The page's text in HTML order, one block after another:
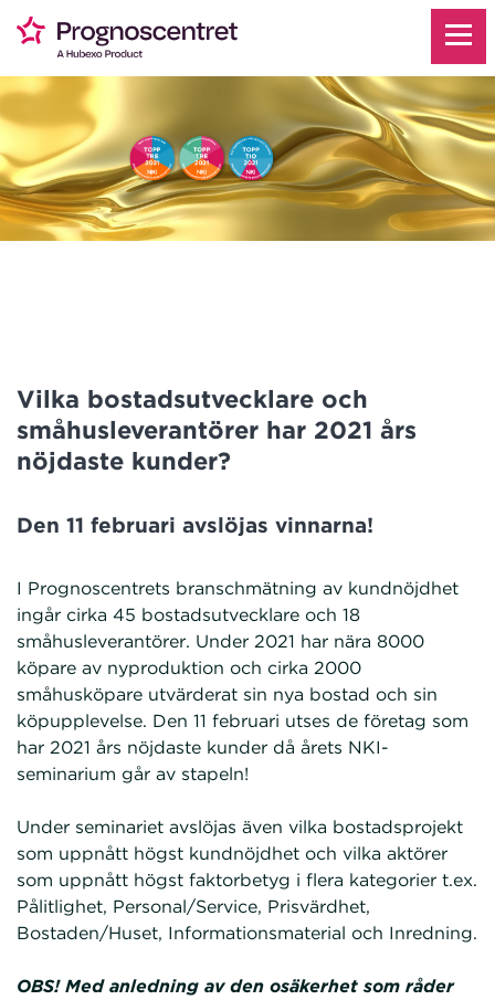
Vilka bostadsutvecklare och
småhusleverantörer har 2021 års
nöjdaste kunder?
Den 11 februari avslöjas vinnarna!
I Prognoscentrets branschmätning av kundnöjdhet
ingår cirka 45 bostadsutvecklare och 18
småhusleverantörer. Under 2021 har nära 8000
köpare av nyproduktion och cirka 2000
småhusköpare utvärderat sin nya bostad och sin
köpupplevelse. Den 11 februari utses de företag som
har 2021 års nöjdaste kunder då årets NKI-
seminarium går av stapeln!
Under seminariet avslöjas även vilka bostadsprojekt
som uppnått högst kundnöjdhet och vilka aktörer
som uppnått högst faktorbetyg i flera kategorier t.ex.
Pålitlighet, Personal/Service, Prisvärdhet,
Bostaden/Huset, Informationsmaterial och Inredning.
OBS! Med anledning av den osäkerhet som råder